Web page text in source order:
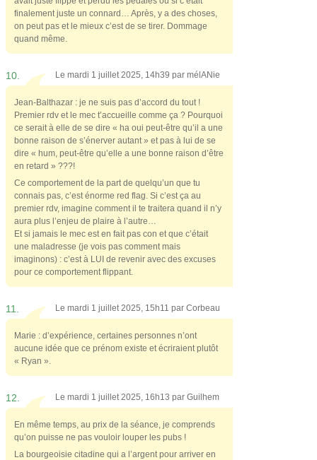
finalement juste un connard… Après, y a des choses,
on peut pas et le mieux c’est de se tirer. Dommage
quand même.
10. Le mardi 1 juillet 2025, 14h39 par mélANie
Jean-Balthazar : je ne suis pas d’accord du tout !
Premier rdv et le mec t’accueille comme ça ? Pourquoi
ce serait à elle de se dire « ha oui peut-être qu’il a une
bonne raison de s’énerver autant » et pas à lui de se
dire « hum, peut-être qu’elle a une bonne raison d’être
en retard » ???!
Ce comportement de la part de quelqu’un que tu
connais pas, c’est énorme red flag. Si c’est ça au
premier rdv, imagine comment il te traitera quand il n’y
aura plus l’enjeu de plaire à l’autre…
Et si jamais le mec est en fait pas con et que c’était
une maladresse (je vois pas comment mais
imaginons) : c’est à LUI de revenir avec des excuses
pour ce comportement flippant.
11. Le mardi 1 juillet 2025, 15h11 par Corbeau
Marie : d’expérience, certaines personnes n’ont
aucune idée que ce prénom existe et écriraient plutôt
« Ryan ».
12. Le mardi 1 juillet 2025, 16h13 par Guilhem
En même temps, au prix de la séance, je comprends
qu’on puisse ne pas vouloir louper les pubs !
La bourgeoisie citadine qui a l’argent pour arriver en